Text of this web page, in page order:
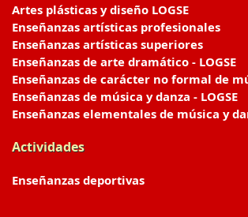
Artes plásticas y diseño LOGSE
Enseñanzas artísticas profesionales
Enseñanzas artísticas superiores
Enseñanzas de arte dramático - LOGSE
Enseñanzas de carácter no formal de
Enseñanzas de música y danza - LOGSE
Enseñanzas elementales de música y
Actividades
Enseñanzas deportivas